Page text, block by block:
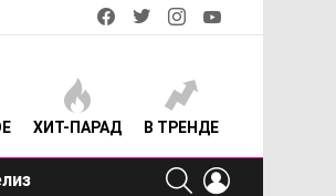
facebooktwitterinstagram
ХИТ-ПАРАД В ТРЕНДЕ
SEARCH